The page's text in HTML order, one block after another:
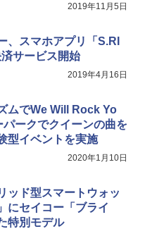
2019年11月5日
、スマホアプリ「S.RI
サービス開始
2019年4月16日
ムでWe Will Rock Yo
ークでクイーンの曲を
型イベントを実施
2020年1月10日
ッド型スマートウォッ
にセイコー「ブライ
特別モデル